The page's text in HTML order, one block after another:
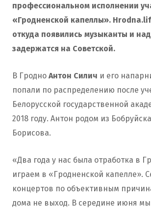
профессиональном исполнении
«Гродненской капеллы».
откуда появились музыканты и
задержатся на Советской.
В Гродно Антон Силич и его
попали по распределению после
Белорусской государственной
2018 году. Антон родом из
Борисова.
«Два года у нас была отработка в
играем в «Гродненской капелле».
концертов по объективным
дома не выход. В середине июня